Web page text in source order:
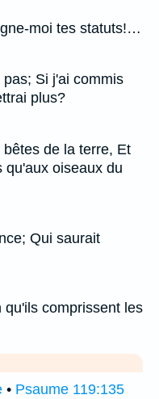
moi tes statuts!…
Si j'ai commis
plus?
de la terre, Et
qu'aux oiseaux du
Qui saurait
comprissent les
• Psaume 119:135